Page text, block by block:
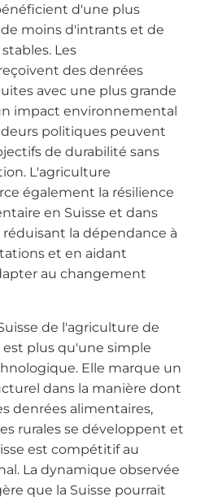
d'une plus
moins d'intrants et de
Les
des denrées
avec une plus grande
impact environnemental
politiques peuvent
de durabilité sans
L'agriculture
également la résilience
en Suisse et dans
la dépendance à
et en aidant
au changement
de l'agriculture de
est plus qu'une simple
Elle marque un
dans la manière dont
denrées alimentaires,
rurales se développent et
est compétitif au
La dynamique observée
que la Suisse pourrait